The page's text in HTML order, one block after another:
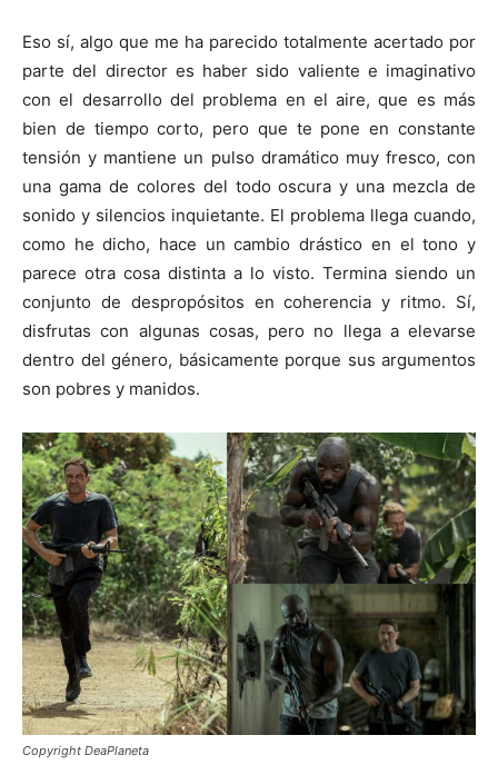
Eso sí, algo que me ha parecido totalmente acertado por
parte del director es haber sido valiente e imaginativo
con el desarrollo del problema en el aire, que es más
bien de tiempo corto, pero que te pone en constante
tensión y mantiene un pulso dramático muy fresco, con
una gama de colores del todo oscura y una mezcla de
sonido y silencios inquietante. El problema llega cuando,
como he dicho, hace un cambio drástico en el tono y
parece otra cosa distinta a lo visto. Termina siendo un
conjunto de despropósitos en coherencia y ritmo. Sí,
disfrutas con algunas cosas, pero no llega a elevarse
dentro del género, básicamente porque sus argumentos
son pobres y manidos.
Copyright DeaPlaneta